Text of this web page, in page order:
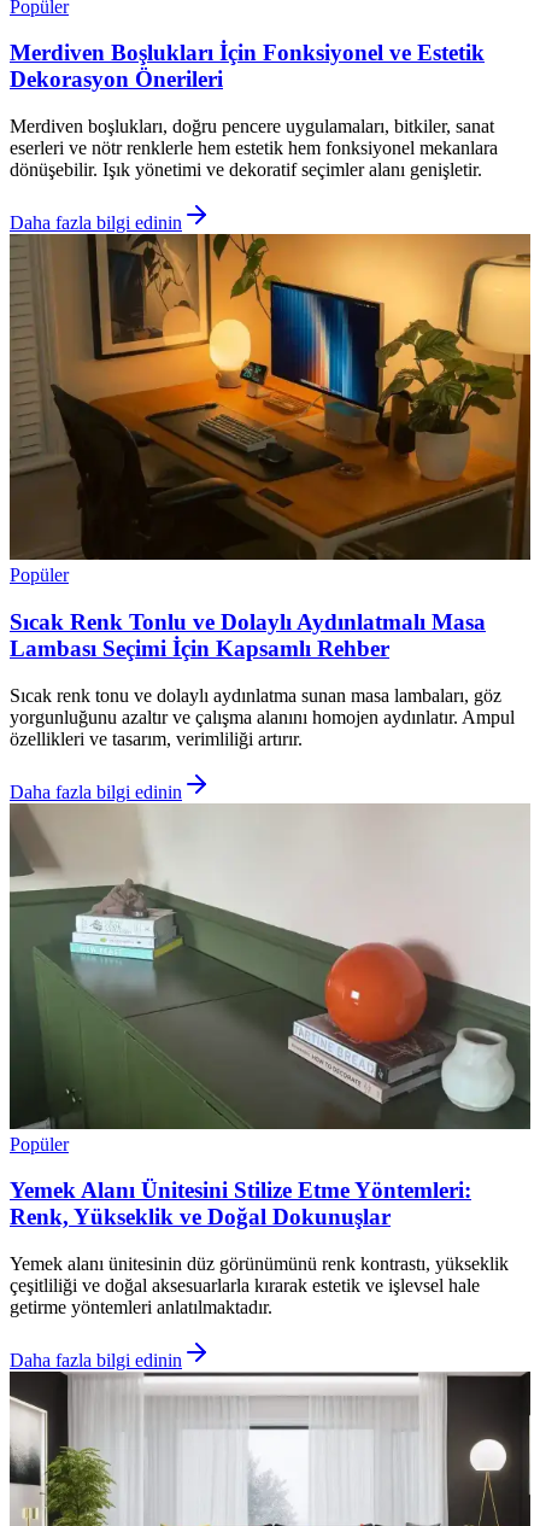
Popüler
Merdiven Boşlukları İçin Fonksiyonel ve Estetik
Dekorasyon Önerileri
Merdiven boşlukları, doğru pencere uygulamaları, bitkiler, sanat
eserleri ve nötr renklerle hem estetik hem fonksiyonel mekanlara
dönüşebilir. Işık yönetimi ve dekoratif seçimler alanı genişletir.
Daha fazla bilgi edinin
Popüler
Sıcak Renk Tonlu ve Dolaylı Aydınlatmalı Masa
Lambası Seçimi İçin Kapsamlı Rehber
Sıcak renk tonu ve dolaylı aydınlatma sunan masa lambaları, göz
yorgunluğunu azaltır ve çalışma alanını homojen aydınlatır. Ampul
özellikleri ve tasarım, verimliliği artırır.
Daha fazla bilgi edinin
Popüler
Yemek Alanı Ünitesini Stilize Etme Yöntemleri:
Renk, Yükseklik ve Doğal Dokunuşlar
Yemek alanı ünitesinin düz görünümünü renk kontrastı, yükseklik
çeşitliliği ve doğal aksesuarlarla kırarak estetik ve işlevsel hale
getirme yöntemleri anlatılmaktadır.
Daha fazla bilgi edinin